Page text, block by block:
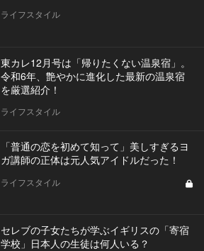
ライフスタイル
東カレ12月号は「帰りたくない温泉宿」。
令和6年、艶やかに進化した最新の温泉宿
を厳選紹介！
ライフスタイル
「普通の恋を初めて知って」美しすぎるヨ
ガ講師の正体は元人気アイドルだった！
ライフスタイル
セレブの子女たちが学ぶイギリスの「寄宿
学校」日本人の生徒は何人いる？